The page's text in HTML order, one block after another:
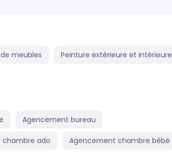
meubles Peinture extérieure et intérieure
Agencement bureau
ado Agencement chambre bébé